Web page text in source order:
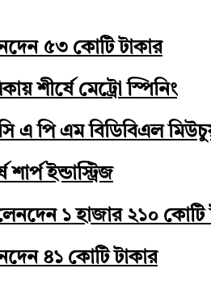
৫৩ কোটি টাকার
শীর্ষে মেট্রো স্পিনিং
সি এ পি এম বিডিবিএল
ইন্ডাস্ট্রিজ
১ হাজার ২১০ কোটি
৪১ কোটি টাকার